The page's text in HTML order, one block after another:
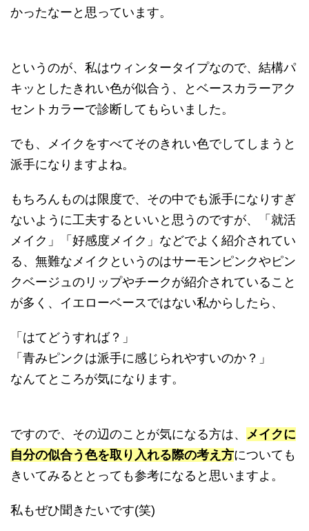
かったなーと思っています。
というのが、私はウィンタータイプなので、結構パ
キッとしたきれい色が似合う、とベースカラーアク
セントカラーで診断してもらいました。
でも、メイクをすべてそのきれい色でしてしまうと
派手になりますよね。
もちろんものは限度で、その中でも派手になりすぎ
ないように工夫するといいと思うのですが、「就活
メイク」「好感度メイク」などでよく紹介されてい
る、無難なメイクというのはサーモンピンクやピン
クベージュのリップやチークが紹介されていること
が多く、イエローベースではない私からしたら、
「はてどうすれば？」
「青みピンクは派手に感じられやすいのか？」
なんてところが気になります。
ですので、その辺のことが気になる方は、 メイクに
自分の似合う色を取り入れる際の考え方についても
きいてみるととっても参考になると思いますよ。
私もぜひ聞きたいです(笑)